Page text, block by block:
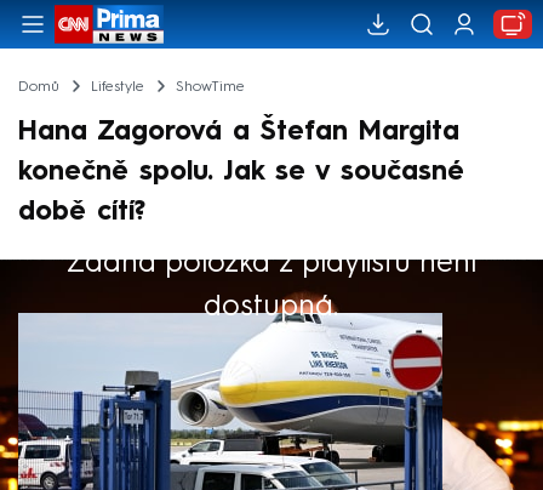
Domů Lifestyle ShowTime
Hana Zagorová a Štefan Margita
konečně spolu. Jak se v současné
době cítí?
Žádná položka z playlistu není
dostupná.
Výběr redakce